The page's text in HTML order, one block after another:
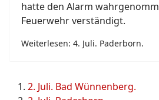
hatte den Alarm
Feuerwehr verständigt.
Weiterlesen: 4. Juli. Paderborn.
2. Juli. Bad Wünnenberg.